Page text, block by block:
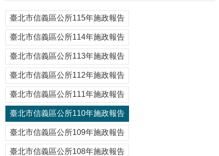
為
民
服
務
認
識
信
義
機
關
介
紹
臺北市信義區公所115年施政報告
臺北市信義區公所114年施政報告
臺北市信義區公所113年施政報告
臺北市信義區公所112年施政報告
臺北市信義區公所111年施政報告
臺北市信義區公所110年施政報告
臺北市信義區公所109年施政報告
臺北市信義區公所108年施政報告